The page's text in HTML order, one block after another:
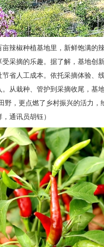
辣椒种植基地里，新鲜饱满的
采摘的乐趣。据了解，基地创
省人工成本。依托采摘体验、
从栽种、管护到采摘收尾，基
野，更点燃了乡村振兴的活力
通讯员胡钰）